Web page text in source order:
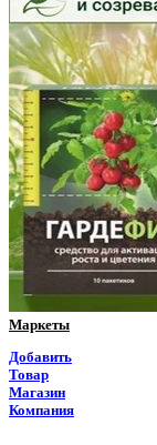
Маркеты
Добавить
Товар
Магазин
Компания